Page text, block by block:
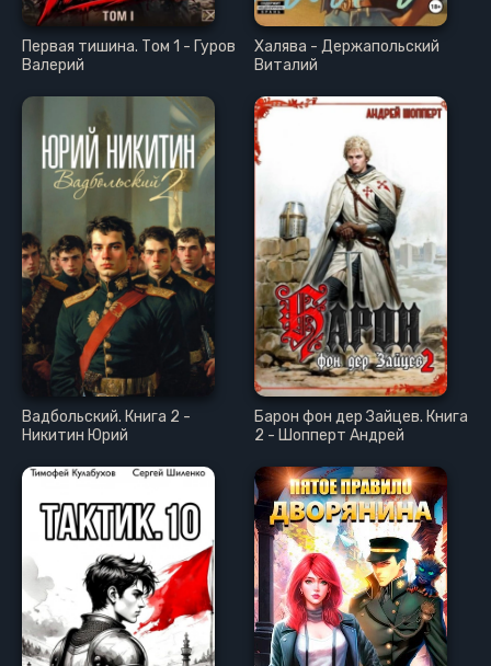
Первая тишина. Том 1 - Гуров
Валерий
Халява - Держапольский
Виталий
Вадбольский. Книга 2 -
Никитин Юрий
Барон фон дер Зайцев. Книга
2 - Шопперт Андрей